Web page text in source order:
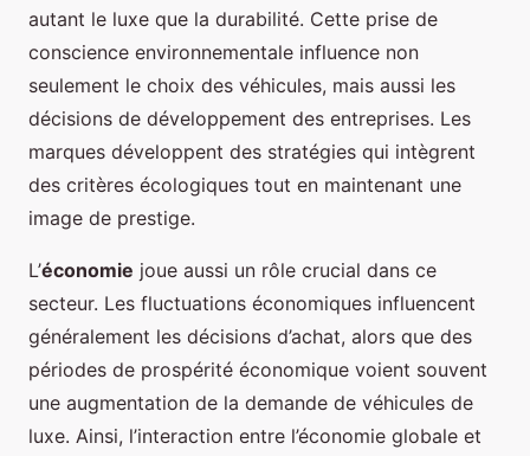
autant le luxe que la durabilité. Cette prise de
conscience environnementale influence non
seulement le choix des véhicules, mais aussi les
décisions de développement des entreprises. Les
marques développent des stratégies qui intègrent
des critères écologiques tout en maintenant une
image de prestige.
L’économie joue aussi un rôle crucial dans ce
secteur. Les fluctuations économiques influencent
généralement les décisions d’achat, alors que des
périodes de prospérité économique voient souvent
une augmentation de la demande de véhicules de
luxe. Ainsi, l’interaction entre l’économie globale et